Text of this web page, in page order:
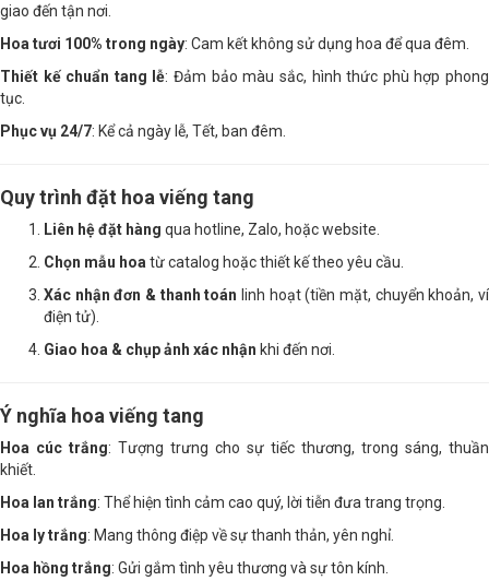
giao đến tận nơi.
Hoa tươi 100% trong ngày: Cam kết không sử dụng hoa để qua đêm.
Thiết kế chuẩn tang lễ: Đảm bảo màu sắc, hình thức phù hợp phong
tục.
Phục vụ 24/7: Kể cả ngày lễ, Tết, ban đêm.
Quy trình đặt hoa viếng tang
Liên hệ đặt hàng qua hotline, Zalo, hoặc website.
Chọn mẫu hoa từ catalog hoặc thiết kế theo yêu cầu.
Xác nhận đơn & thanh toán linh hoạt (tiền mặt, chuyển khoản, ví
điện tử).
Giao hoa & chụp ảnh xác nhận khi đến nơi.
Ý nghĩa hoa viếng tang
Hoa cúc trắng: Tượng trưng cho sự tiếc thương, trong sáng, thuần
khiết.
Hoa lan trắng: Thể hiện tình cảm cao quý, lời tiễn đưa trang trọng.
Hoa ly trắng: Mang thông điệp về sự thanh thản, yên nghỉ.
Hoa hồng trắng: Gửi gắm tình yêu thương và sự tôn kính.